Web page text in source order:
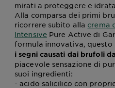
mirati a proteggere e
Alla comparsa dei primi
ricorrere subito alla crema
Intensive Pure Active di
formula innovativa,
i segni causati dai brufoli
piacevole sensazione di
suoi ingredienti:
- acido salicilico con